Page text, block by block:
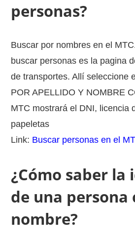
personas?
Buscar por nombres en el
buscar personas es la pagina
de transportes. Allí seleccione
POR APELLIDO Y NOMBRE
MTC mostrará el DNI, licencia
papeletas
Link: Buscar personas en el
¿Cómo saber la
de una persona
nombre?